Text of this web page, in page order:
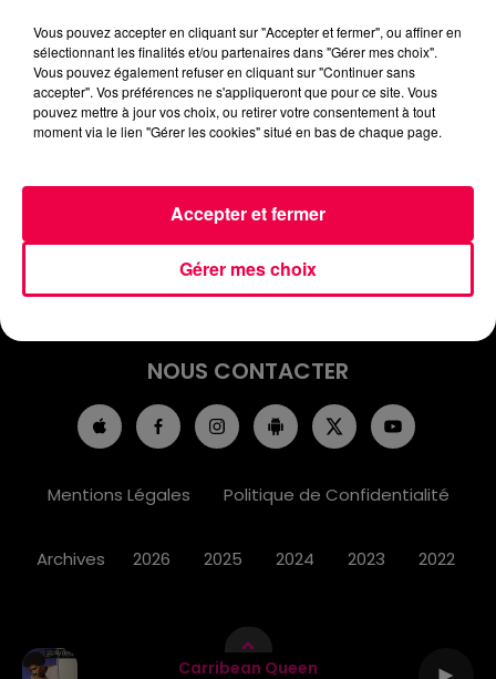
Carribean Queen
INFOS
EMISSIONS
JEUX
PODCASTS
NOUS CONTACTER
Mentions Légales Politique de Confidentialité
Archives 2026 2025 2024 2023 2022
Vous pouvez accepter en cliquant sur "Accepter et fermer", ou affiner en
sélectionnant les finalités et/ou partenaires dans "Gérer mes choix".
Vous pouvez également refuser en cliquant sur "Continuer sans
accepter". Vos préférences ne s'appliqueront que pour ce site. Vous
pouvez mettre à jour vos choix, ou retirer votre consentement à tout
moment via le lien "Gérer les cookies" situé en bas de chaque page.
Gérer mes choix
Accepter et fermer